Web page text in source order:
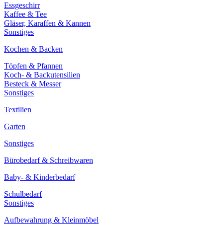
Essgeschirr
Kaffee & Tee
Gläser, Karaffen & Kannen
Sonstiges
Kochen & Backen
Töpfen & Pfannen
Koch- & Backutensilien
Besteck & Messer
Sonstiges
Textilien
Garten
Sonstiges
Bürobedarf & Schreibwaren
Baby- & Kinderbedarf
Schulbedarf
Sonstiges
Aufbewahrung & Kleinmöbel